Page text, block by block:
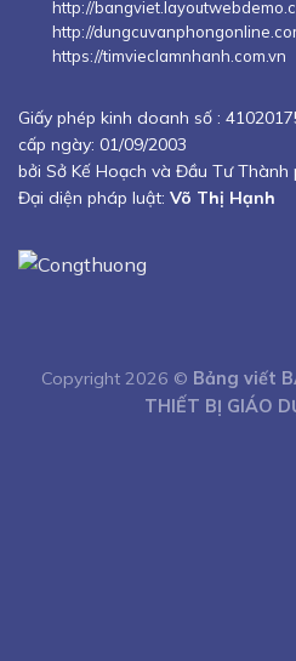
http://
http://
https://timvieclamnhanh.com.vn
Giấy phép kinh doanh số :
cấp ngày: 01/09/2003
bởi Sở Kế Hoạch và Đầu Tư Thành
Đại diện pháp luật: Võ Thị Hạnh
Copyright 2026 © Bảng viết
THIẾT BỊ GIÁO